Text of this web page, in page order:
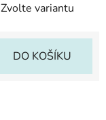
Zvolte variantu
DO KOŠÍKU